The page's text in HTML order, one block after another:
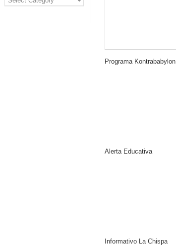
Programa Kontrababylon
Alerta Educativa
Informativo La Chispa